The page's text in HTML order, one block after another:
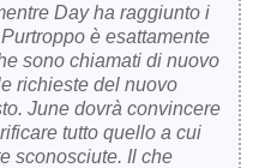
Day ha raggiunto i
è esattamente
sono chiamati di nuovo
richieste del nuovo
June dovrà convincere
tutto quello a cui
sconosciute. Il che